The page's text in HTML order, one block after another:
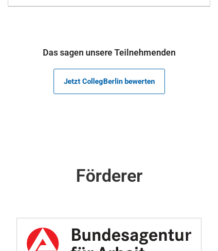
Das sagen unsere Teilnehmenden
Jetzt CollegBerlin bewerten
Förderer